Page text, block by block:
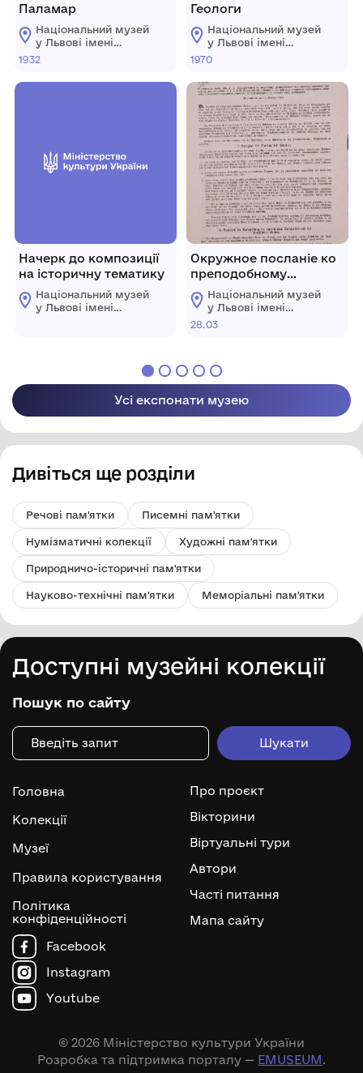
Паламар
Національний музей
у Львові імені
Андрея
1932
Начерк до композиції
на історичну тематику
Національний музей
у Львові імені
Геологи
Національний музей
у Львові імені
Андрея
1970
Окружное посланіе ко
преподобному
епархіальному
Духовеньству. Ч. ІІ.
Національний музей
у Львові імені
Андрея
28.03
Усі експонати музею
Дивіться ще розділи
Речові пам'ятки Писемні пам'ятки
Нумізматичні колекції Художні пам'ятки
Природничо-історичні пам'ятки
Науково-технічні пам'ятки Меморіальні пам'ятки
Доступні музейні колекції
Пошук по сайту
Головна
Колекції
Музеї
Правила користування
Політика
конфіденційності
Про проєкт
Вікторини
Віртуальні тури
Автори
Часті питання
Мапа сайту
Facebook
Instagram
Youtube
© 2026 Міністерство культури України
Розробка та підтримка порталу — EMUSEUM.